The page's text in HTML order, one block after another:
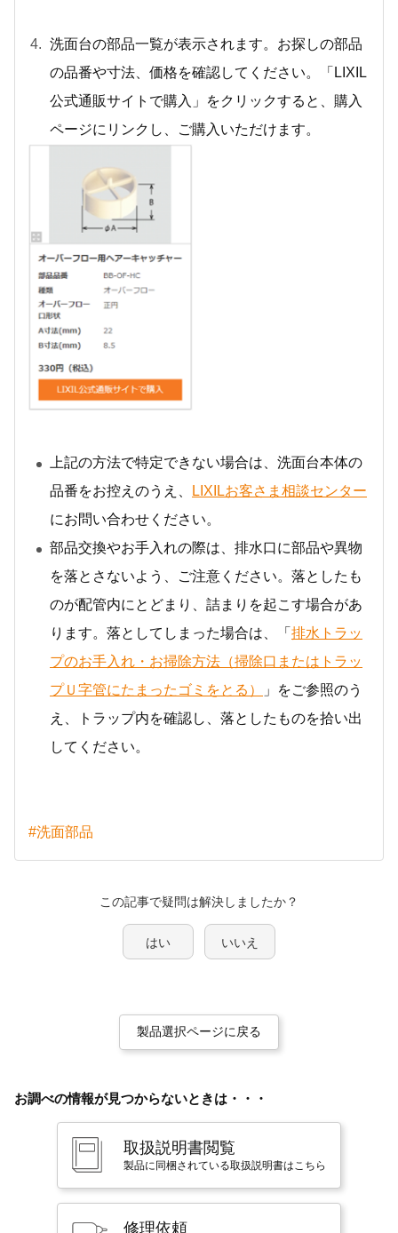
洗面台の部品一覧が表示されます。お探しの部品
の品番や寸法、価格を確認してください。「LIXIL
公式通販サイトで購入」をクリックすると、購入
ページにリンクし、ご購入いただけます。
上記の方法で特定できない場合は、洗面台本体の
品番をお控えのうえ、
LIXILお客さま相談センター
にお問い合わせください。
部品交換やお手入れの際は、排水口に部品や異物
を落とさないよう、ご注意ください。落としたも
のが配管内にとどまり、詰まりを起こす場合があ
ります。落としてしまった場合は、「 排水トラッ
プのお手入れ・お掃除方法（掃除口またはトラッ
プＵ字管にたまったゴミをとる）
」をご参照のう
え、トラップ内を確認し、落としたものを拾い出
してください。
#洗面部品
この記事で疑問は解決しましたか？
はい いいえ
製品選択ページに戻る
お調べの情報が見つからないときは・・・
取扱説明書閲覧
製品に同梱されている取扱説明書はこちら
修理依頼